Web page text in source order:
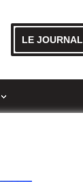
LE JOURNAL